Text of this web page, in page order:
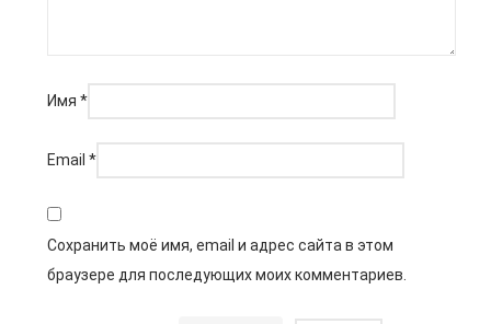
Имя *
Email *
Сохранить моё имя, email и адрес сайта в этом
браузере для последующих моих комментариев.